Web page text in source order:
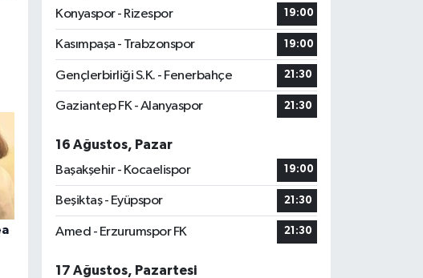
Konyaspor - Rizespor
19:00
Kasımpaşa - Trabzonspor 19:00
Gençlerbirliği S.K. - Fenerbahçe 21:30
Gaziantep FK - Alanyaspor 21:30
16 Ağustos, Pazar
Başakşehir - Kocaelispor
19:00
Beşiktaş - Eyüpspor 21:30
Amed - Erzurumspor FK 21:30
17 Ağustos, Pazartesi